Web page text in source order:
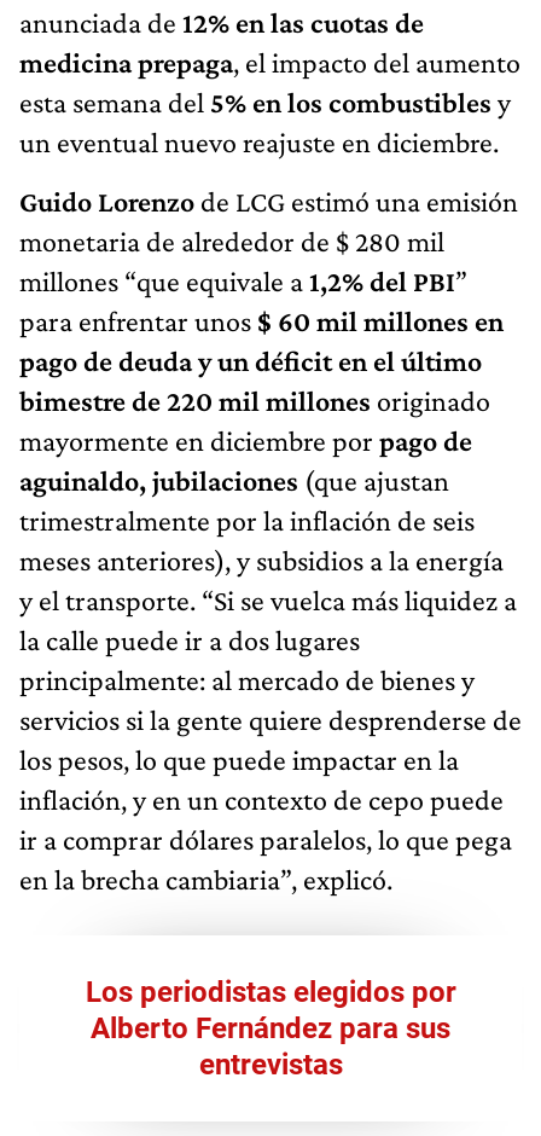
anunciada de 12% en las cuotas de
medicina prepaga, el impacto del aumento
esta semana del 5% en los combustibles y
un eventual nuevo reajuste en diciembre.
Guido Lorenzo de LCG estimó una emisión
monetaria de alrededor de $ 280 mil
millones “que equivale a1,2% del PBI”
para enfrentar unos $ 60 mil millones en
pago de deuda y un déficit en el último
bimestre de 220 mil millones originado
mayormente en diciembre por pago de
aguinaldo, jubilaciones (que ajustan
trimestralmente por la inflación de seis
meses anteriores), y subsidios a la energía
y el transporte. “Si se vuelca más liquidez a
la calle puede ir a dos lugares
principalmente: al mercado de bienes y
servicios si la gente quiere desprenderse de
los pesos, lo que puede impactar en la
inflación, y en un contexto de cepo puede
ir a comprar dólares paralelos, lo que pega
en la brecha cambiaria”, explicó.
Los periodistas elegidos por
Alberto Fernández para sus
entrevistas